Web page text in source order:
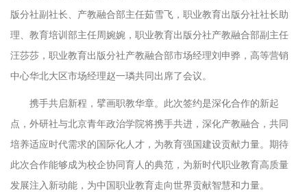
版分社副社长、产教融合部主任茹雪飞，职业教育出版分社社长助
理、教育培训部主任周婉婉，职业教育出版分社产教融合部副主任
汪莎莎，职业教育出版分社产教融合部市场经理刘申骅，高等营销
中心华北大区市场经理赵一璘共同出席了会议。
携手共启新程，擘画职教华章。此次签约是深化合作的新起
点，外研社与北京青年政治学院将携手共进，深化产教融合，共同
培养适应时代需求的国际化人才，为教育强国建设贡献力量。期待
此次合作能够成为校企协同育人的典范，为新时代职业教育高质量
发展注入新动能，为中国职业教育走向世界贡献智慧和力量。